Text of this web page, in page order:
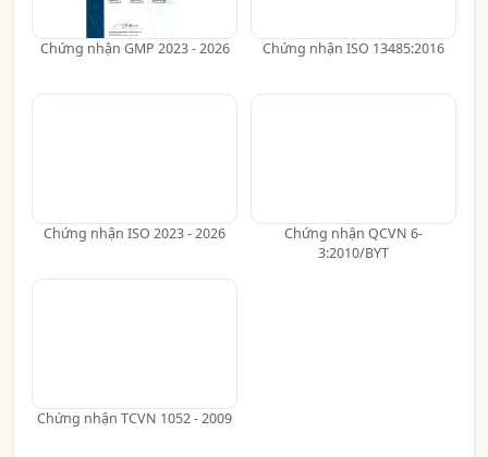
Chứng nhận GMP 2023 - 2026 Chứng nhận ISO 13485:2016
Chứng nhận ISO 2023 - 2026
Chứng nhận QCVN 6-
3:2010/BYT
Chứng nhận TCVN 1052 - 2009